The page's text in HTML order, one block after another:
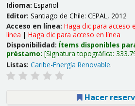
Idioma: Español
Editor: Santiago de Chile: CEPAL, 2012
Acceso en línea: Haga clic para acceso
línea | Haga clic para acceso en línea
Disponibilidad: Ítems disponibles
préstamo: Signatura topográfica:
Listas: Caribe-Energía Renovable.
Hacer